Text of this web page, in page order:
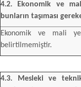
4.2. Ekonomik ve
bunların taşıması
Ekonomik ve mali
belirtilmemiştir.
4.3. Mesleki ve